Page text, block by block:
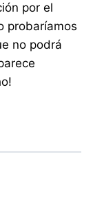
por el
probaríamos
no podrá